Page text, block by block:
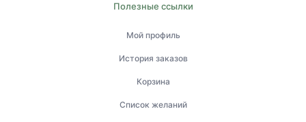
Полезные ссылки
Мой профиль
История заказов
Корзина
Список желаний